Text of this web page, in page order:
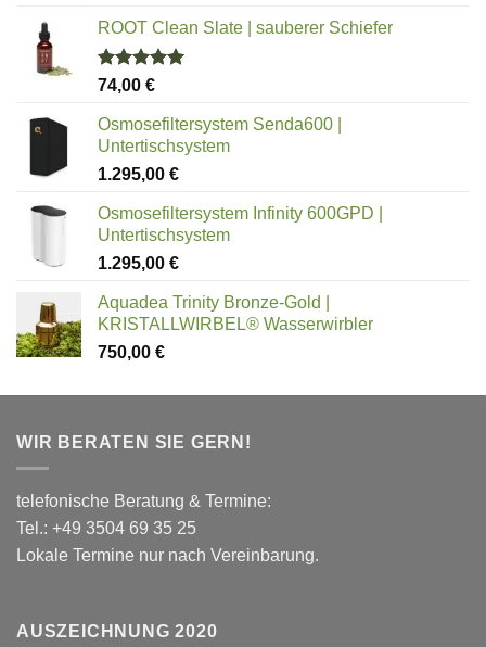
ROOT Clean Slate | sauberer Schiefer
Bewertet
von 5
74,00 €
Osmosefiltersystem Senda600 |
Untertischsystem
1.295,00 €
Osmosefiltersystem Infinity 600GPD |
Untertischsystem
1.295,00 €
Aquadea Trinity Bronze-Gold |
KRISTALLWIRBEL® Wasserwirbler
750,00 €
WIR BERATEN SIE GERN!
telefonische Beratung & Termine:
Tel.: +49 3504 69 35 25
Lokale Termine nur nach Vereinbarung.
AUSZEICHNUNG 2020